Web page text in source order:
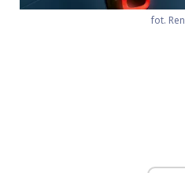
fot.